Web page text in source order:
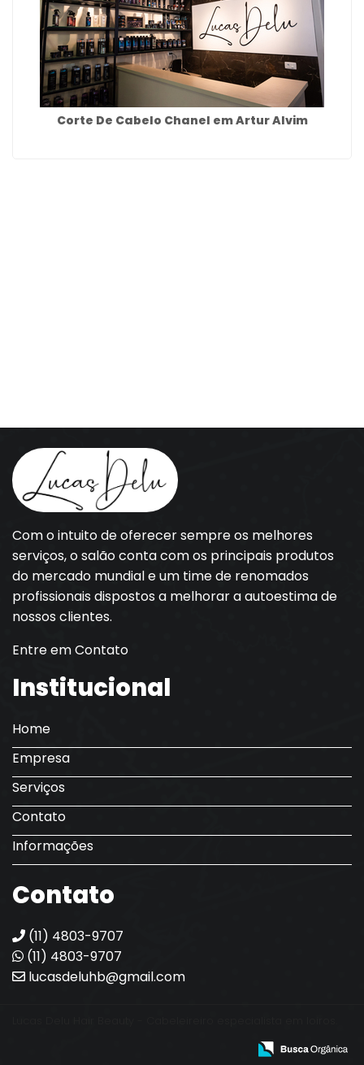
Corte De Cabelo Chanel em Artur Alvim
Com o intuito de oferecer sempre os melhores
serviços, o salão conta com os principais produtos
do mercado mundial e um time de renomados
profissionais dispostos a melhorar a autoestima de
nossos clientes.
Entre em Contato
Institucional
Home
Empresa
Serviços
Contato
Informações
Contato
(11) 4803-9707
(11) 4803-9707
lucasdeluhb@gmail.com